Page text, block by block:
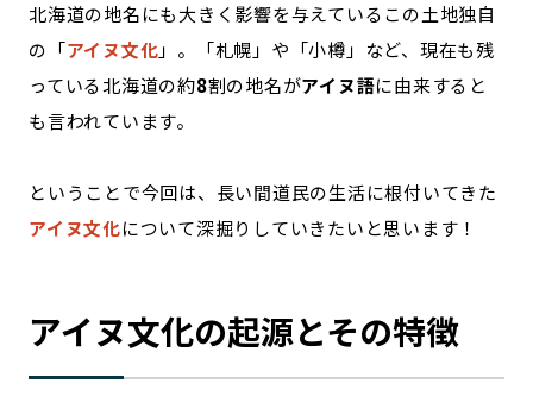
北海道の地名にも大きく影響を与えているこの土地独自
の「アイヌ文化」。「札幌」や「小樽」など、現在も残
っている北海道の約8割の地名がアイヌ語に由来すると
も言われています。
ということで今回は、長い間道民の生活に根付いてきた
アイヌ文化について深掘りしていきたいと思います！
アイヌ文化の起源とその特徴